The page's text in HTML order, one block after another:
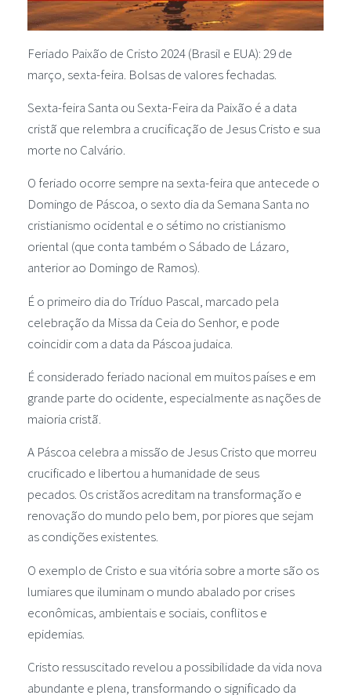
Feriado Paixão de Cristo 2024 (Brasil e EUA): 29 de
março, sexta-feira. Bolsas de valores fechadas.
Sexta-feira Santa ou Sexta-Feira da Paixão é a data
cristã que relembra a crucificação de Jesus Cristo e sua
morte no Calvário.
O feriado ocorre sempre na sexta-feira que antecede o
Domingo de Páscoa, o sexto dia da Semana Santa no
cristianismo ocidental e o sétimo no cristianismo
oriental (que conta também o Sábado de Lázaro,
anterior ao Domingo de Ramos).
É o primeiro dia do Tríduo Pascal, marcado pela
celebração da Missa da Ceia do Senhor, e pode
coincidir com a data da Páscoa judaica.
É considerado feriado nacional em muitos países e em
grande parte do ocidente, especialmente as nações de
maioria cristã.
A Páscoa celebra a missão de Jesus Cristo que morreu
crucificado e libertou a humanidade de seus
pecados. Os cristãos acreditam na transformação e
renovação do mundo pelo bem, por piores que sejam
as condições existentes.
O exemplo de Cristo e sua vitória sobre a morte são os
lumiares que iluminam o mundo abalado por crises
econômicas, ambientais e sociais, conflitos e
epidemias.
Cristo ressuscitado revelou a possibilidade da vida nova
abundante e plena, transformando o significado da